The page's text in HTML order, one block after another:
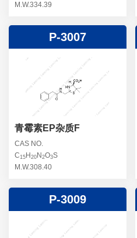
M.W.334.39
P-3007
青霉素EP杂质F
CAS NO.
C15 H 20 N 2O3S
M.W.308.40
P-3009